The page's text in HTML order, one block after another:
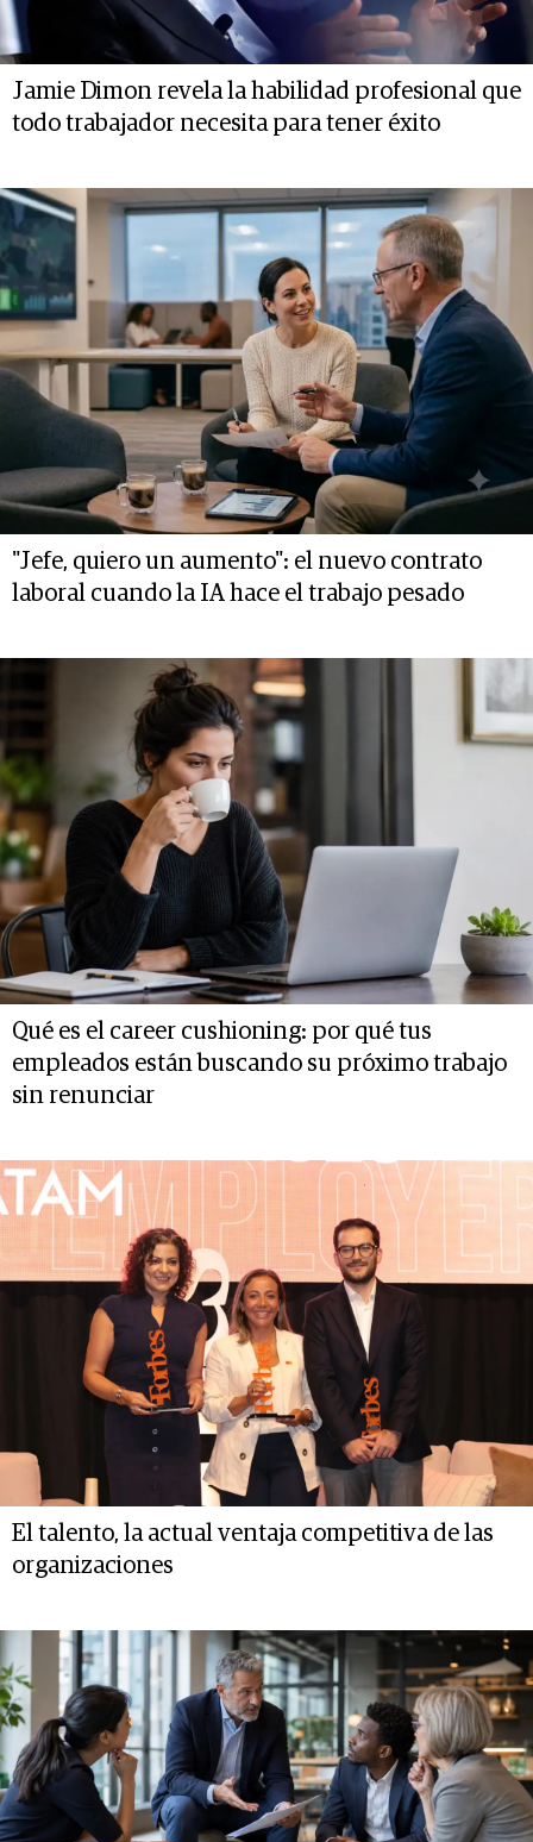
Jamie Dimon revela la habilidad profesional que
todo trabajador necesita para tener éxito
"Jefe, quiero un aumento": el nuevo contrato
laboral cuando la IA hace el trabajo pesado
Qué es el career cushioning: por qué tus
empleados están buscando su próximo trabajo
sin renunciar
El talento, la actual ventaja competitiva de las
organizaciones